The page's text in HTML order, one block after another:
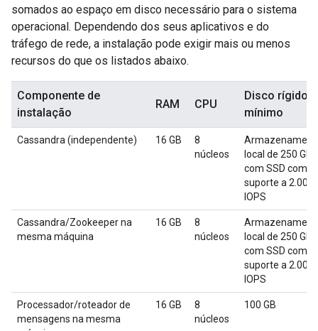
somados ao espaço em disco necessário para o sistema
operacional. Dependendo dos seus aplicativos e do
tráfego de rede, a instalação pode exigir mais ou menos
recursos do que os listados abaixo.
Componente de
instalação
RAM CPU
Disco rígido
mínimo
Cassandra (independente) 16 GB
8
núcleos
local de 250 GB
com SSD com
suporte a 2.000
IOPS
Cassandra/Zookeeper na
mesma máquina
16 GB
8
núcleos
local de 250 GB
com SSD com
suporte a 2.000
IOPS
Processador/roteador de
mensagens na mesma
16 GB
8
núcleos
100 GB